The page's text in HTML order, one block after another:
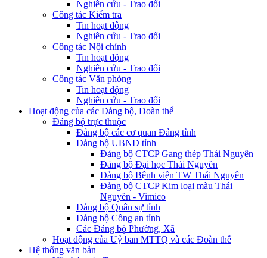
Nghiên cứu - Trao đổi
Công tác Kiểm tra
Tin hoạt động
Nghiên cứu - Trao đổi
Công tác Nội chính
Tin hoạt động
Nghiên cứu - Trao đổi
Công tác Văn phòng
Tin hoạt động
Nghiên cứu - Trao đổi
Hoạt động của các Đảng bộ, Đoàn thể
Đảng bộ trực thuộc
Đảng bộ các cơ quan Đảng tỉnh
Đảng bộ UBND tỉnh
Đảng bộ CTCP Gang thép Thái Nguyên
Đảng bộ Đại học Thái Nguyên
Đảng bộ Bệnh viện TW Thái Nguyên
Đảng bộ CTCP Kim loại màu Thái
Nguyên - Vimico
Đảng bộ Quân sự tỉnh
Đảng bộ Công an tỉnh
Các Đảng bộ Phường, Xã
Hoạt động của Uỷ ban MTTQ và các Đoàn thể
Hệ thống văn bản